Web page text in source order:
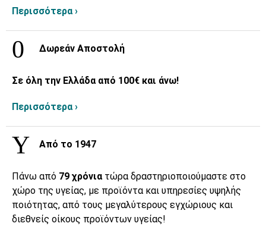
Περισσότερα ›
Δωρεάν Αποστολή
Σε όλη την Ελλάδα από 100€ και άνω!
Περισσότερα ›
Από το 1947
Πάνω από 79 χρόνια τώρα δραστηριοποιούμαστε στο
χώρο της υγείας, με προϊόντα και υπηρεσίες υψηλής
ποιότητας, από τους μεγαλύτερους εγχώριους και
διεθνείς οίκους προϊόντων υγείας!